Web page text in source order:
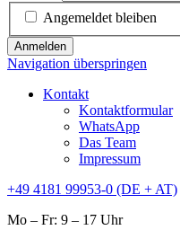
Angemeldet bleiben
Anmelden
Navigation überspringen
Kontakt
Kontaktformular
WhatsApp
Das Team
Impressum
+49 4181 99953-0 (DE + AT)
Mo – Fr: 9 – 17 Uhr